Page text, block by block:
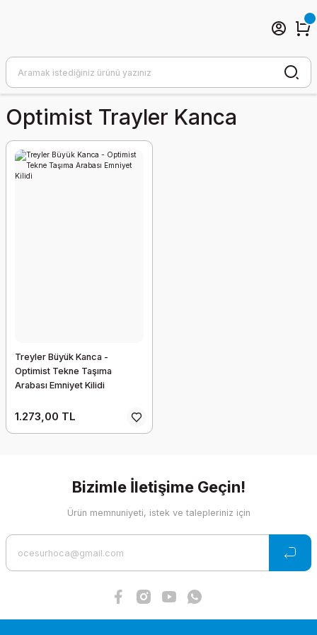
Optimist Trayler Kanca
Treyler Büyük Kanca -
Optimist Tekne Taşıma
Arabası Emniyet Kilidi
1.273,00 TL
Bizimle İletişime Geçin!
Ürün memnuniyeti, istek ve talepleriniz için